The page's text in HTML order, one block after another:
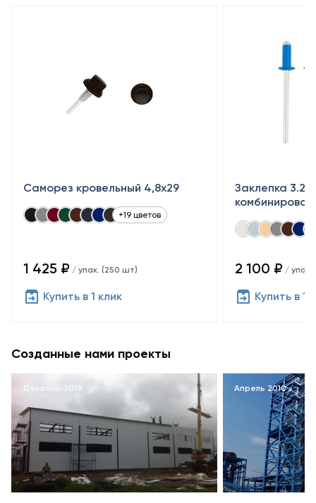
Саморез кровельный 4,8x29
+19 цветов
1 425 ₽ / упак. (250 шт)
Купить в 1 клик
Заклепка
2 100 ₽ / упак.
Купить в 1
Созданные нами проекты
Декабрь 2019 Апрель 2010